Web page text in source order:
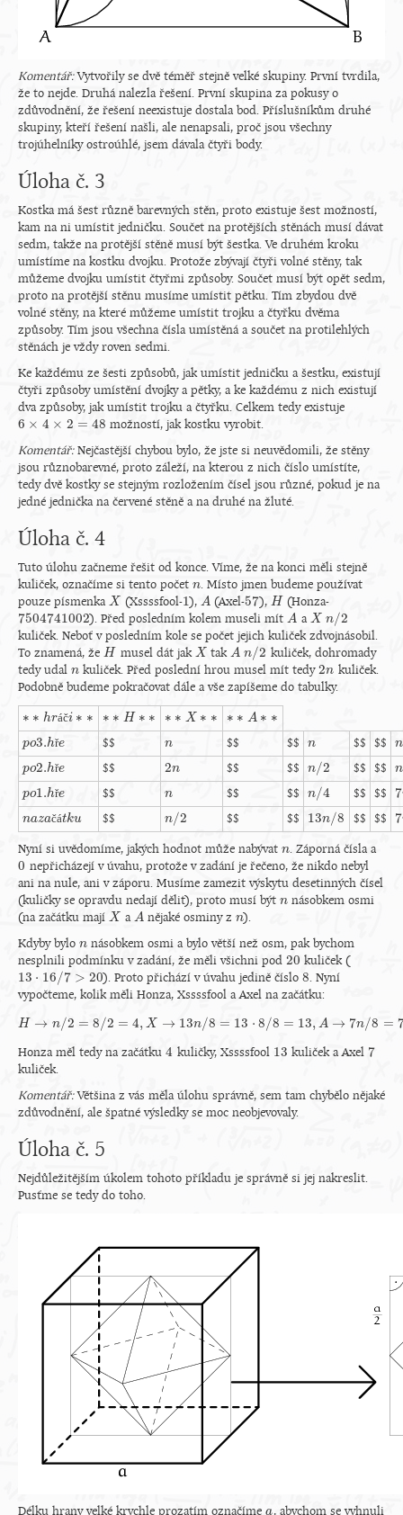
Komentář:Vytvořily se dvě téměř stejně velké skupiny. První tvrdila,
že to nejde. Druhá nalezla řešení. První skupina za pokusy o
zdůvodnění, že řešení neexistuje dostala bod. Příslušníkům druhé
skupiny, kteří řešení našli, ale nenapsali, proč jsou všechny
trojúhelníky ostroúhlé, jsem dávala čtyři body.
Úloha č. 3
Kostka má šest různě barevných stěn, proto existuje šest možností,
kam na ni umístit jedničku. Součet na protějších stěnách musí dávat
sedm, takže na protější stěně musí být šestka. Ve druhém kroku
umístíme na kostku dvojku. Protože zbývají čtyři volné stěny, tak
můžeme dvojku umístit čtyřmi způsoby. Součet musí být opět sedm,
proto na protější stěnu musíme umístit pětku. Tím zbydou dvě
volné stěny, na které můžeme umístit trojku a čtyřku dvěma
způsoby. Tím jsou všechna čísla umístěná a součet na protilehlých
stěnách je vždy roven sedmi.
Ke každému ze šesti způsobů, jak umístit jedničku a šestku, existují
čtyři způsoby umístění dvojky a pětky, a ke každému z nich existují
dva způsoby, jak umístit trojku a čtyřku. Celkem tedy existuje
6 × 4 × 2 = 48
6 ×4 ×2 =48
možností, jak kostku vyrobit.
Komentář:Nejčastější chybou bylo, že jste si neuvědomili, že stěny
jsou různobarevné, proto záleží, na kterou z nich číslo umístíte,
tedy dvě kostky se stejným rozložením čísel jsou různé, pokud je na
jedné jednička na červené stěně a na druhé na žluté.
Úloha č. 4
Tuto úlohu začneme řešit od konce. Víme, že na konci měli stejně
kuliček, označíme si tento počet n
n. Místo jmen budeme používat
pouze písmenka X
X (Xssssfool-1
1),A
A (Axel-57
57), H
H (Honza-
7504741002
7504741002 ). Před posledním kolem museli mítA
A a X
X n/2
n/2
kuliček. Neboť v posledním kole se počet jejich kuliček zdvojnásobil.
To znamená, že H
H musel dát jak X
X takA
A n/2
n/2 kuliček, dohromady
tedy udal n
n kuliček. Před poslední hrou musel mít tedy2n
2n kuliček.
Podobně budeme pokračovat dále a vše zapíšeme do tabulky.
∗ ∗ hráči ∗ ∗
∗ ∗ hráči∗∗ ∗ ∗ H ∗ ∗
∗ ∗ H∗∗ ∗ ∗ X ∗ ∗
∗ ∗ X∗∗ ∗ ∗ A ∗ ∗
∗ ∗ A∗∗
po3.hře
po3.hře $$ n
n $$ $$ n
n $$ $$ n
n
po2.hře
po2.hře $$ 2n
2n $$ $$ n/2
n/2 $$ $$ n
n
po1.hře
po1.hře $$ n
n $$ $$ n/4
n/4 $$ $$ 7
7
nazačátku
nazačátku $$ n/2
n/2 $$ $$ 13n/8
13n/8 $$ $$ 7
7
Nyní si uvědomíme, jakých hodnot může nabývat n
n. Záporná čísla a
0
0 nepřicházejí v úvahu, protože v zadání je řečeno, že nikdo nebyl
ani na nule, ani v záporu. Musíme zamezit výskytu desetinných čísel
(kuličky se opravdu nedají dělit), proto musí být n
n násobkem osmi
(na začátku mají X
X a A
Anějaké osminy z n
n).
Kdyby bylo n
n násobkem osmi a bylo větší než osm, pak bychom
nesplnili podmínku v zadání, že měli všichni pod 20
20 kuliček (
13 ⋅ 16/7 > 20
13⋅ 16/7>20 ). Proto přichází v úvahu jedině číslo 8
8. Nyní
vypočteme, kolik měli Honza, Xssssfool a Axel na začátku:
H → n/2 = 8/2 = 4, X → 13n/8 = 13 ⋅ 8/8 = 13, A → 7n/8 =
H→n /2=8/ 2=4 X→13n /8= 13⋅ 8 /8=13,A →7n/8 =7⋅ 8/8=7.
Honza měl tedy na začátku 4
4 kuličky, Xssssfool 13
13 kuliček a Axel 7
7
kuliček.
Komentář:Většina z vás měla úlohu správně, sem tam chybělo nějaké
zdůvodnění, ale špatné výsledky se moc neobjevovaly.
Úloha č. 5
Nejdůležitějším úkolem tohoto příkladu je správně si jej nakreslit.
Pusťme se tedy do toho.
Délku hrany velké krychle prozatím označíme a, abychom se vyhnuli